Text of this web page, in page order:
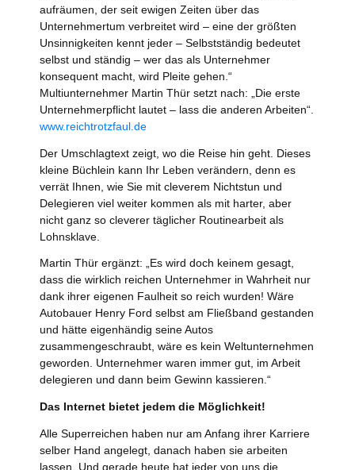
aufräumen, der seit ewigen Zeiten über das
Unternehmertum verbreitet wird – eine der größten
Unsinnigkeiten kennt jeder – Selbstständig bedeutet
selbst und ständig – wer das als Unternehmer
konsequent macht, wird Pleite gehen.“
Multiunternehmer Martin Thür setzt nach: „Die erste
Unternehmerpflicht lautet – lass die anderen Arbeiten“.
www.reichtrotzfaul.de
Der Umschlagtext zeigt, wo die Reise hin geht. Dieses
kleine Büchlein kann Ihr Leben verändern, denn es
verrät Ihnen, wie Sie mit cleverem Nichtstun und
Delegieren viel weiter kommen als mit harter, aber
nicht ganz so cleverer täglicher Routinearbeit als
Lohnsklave.
Martin Thür ergänzt: „Es wird doch keinem gesagt,
dass die wirklich reichen Unternehmer in Wahrheit nur
dank ihrer eigenen Faulheit so reich wurden! Wäre
Autobauer Henry Ford selbst am Fließband gestanden
und hätte eigenhändig seine Autos
zusammengeschraubt, wäre es kein Weltunternehmen
geworden. Unternehmer waren immer gut, im Arbeit
delegieren und dann beim Gewinn kassieren.“
Das Internet bietet jedem die Möglichkeit!
Alle Superreichen haben nur am Anfang ihrer Karriere
selber Hand angelegt, danach haben sie arbeiten
lassen. Und gerade heute hat jeder von uns die